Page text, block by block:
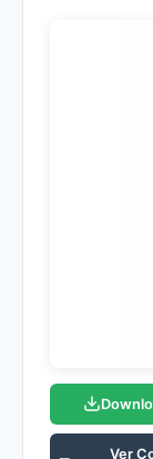
Ver